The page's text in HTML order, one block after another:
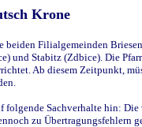
Krone
Filialgemeinden
und Stabitz (Zdbice). Die
Ab diesem Zeitpunkt,
folgende Sachverhalte hin:
zu Übertragungsfehlern